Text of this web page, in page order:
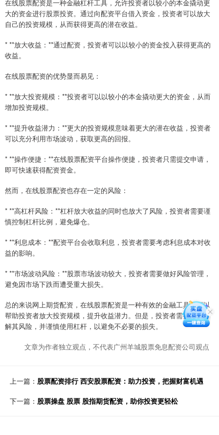
在线股票配资是一种金融杠杆工具，允许投资者以较小的本金撬动更
大的资金进行股票投资。通过向配资平台借入资金，投资者可以放大
自己的投资规模，从而获得更高的潜在收益。
* **放大收益：**通过配资，投资者可以以较小的资金投入获得更高的
收益。
在线股票配资的优势显而易见：
* **放大投资规模：**投资者可以以较小的本金撬动更大的资金，从而
增加投资规模。
* **提升收益潜力：**更大的投资规模意味着更大的潜在收益，投资者
可以充分利用市场波动，获取更高的回报。
* **操作便捷：**在线股票配资平台操作便捷，投资者只需提交申请，
即可快速获得配资资金。
然而，在线股票配资也存在一定的风险：
* **高杠杆风险：**杠杆放大收益的同时也放大了风险，投资者需要谨
慎控制杠杆比例，避免爆仓。
* **利息成本：**配资平台会收取利息，投资者需要考虑利息成本对收
益的影响。
* **市场波动风险：**股票市场波动较大，投资者需要做好风险管理，
避免因市场下跌而遭受重大损失。
总的来说网上期货配资，在线股票配资是一种有效的金融工具，可以
帮助投资者放大投资规模，提升收益潜力。但是，投资者需要充分了
解其风险，并谨慎使用杠杆，以避免不必要的损失。
文章为作者独立观点，不代表广州羊城股票免息配资公司观点
上一篇： 股票配资排行 西安股票配资：助力投资，把握财富机遇
下一篇： 股票操盘 股票 股指期货配资，助你投资更轻松